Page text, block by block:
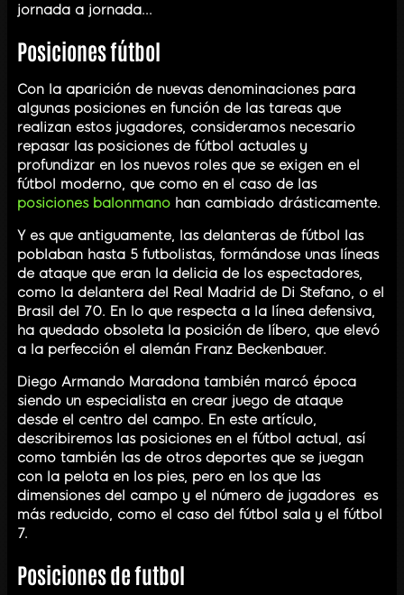
jornada a jornada...
Posiciones fútbol
Con la aparición de nuevas denominaciones para
algunas posiciones en función de las tareas que
realizan estos jugadores, consideramos necesario
repasar las posiciones de fútbol actuales y
profundizar en los nuevos roles que se exigen en el
fútbol moderno, que como en el caso de las
posiciones balonmano han cambiado drásticamente.
Y es que antiguamente, las delanteras de fútbol las
poblaban hasta 5 futbolistas, formándose unas líneas
de ataque que eran la delicia de los espectadores,
como la delantera del Real Madrid de Di Stefano, o el
Brasil del 70. En lo que respecta a la línea defensiva,
ha quedado obsoleta la posición de líbero, que elevó
a la perfección el alemán Franz Beckenbauer.
Diego Armando Maradona también marcó época
siendo un especialista en crear juego de ataque
desde el centro del campo. En este artículo,
describiremos las posiciones en el fútbol actual, así
como también las de otros deportes que se juegan
con la pelota en los pies, pero en los que las
dimensiones del campo y el número de jugadores es
más reducido, como el caso del fútbol sala y el fútbol
7.
Posiciones de futbol